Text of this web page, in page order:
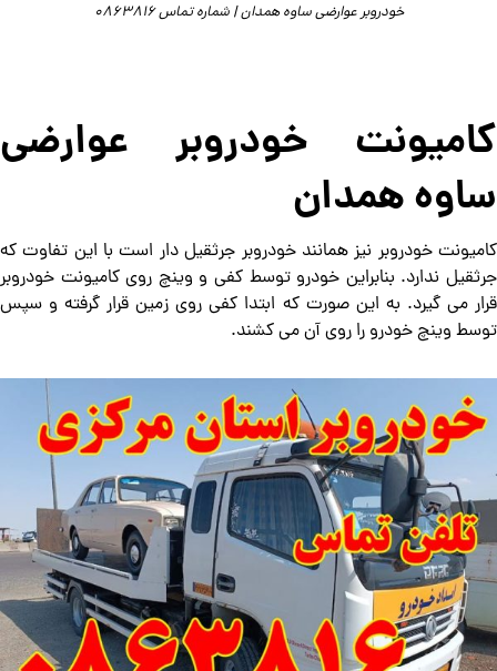
خودروبر عوارضی ساوه همدان | شماره تماس 0863816
کامیونت خودروبر عوارضی
ساوه همدان
کامیونت خودروبر نیز همانند خودروبر جرثقیل دار است با این تفاوت که
جرثقیل ندارد. بنابراین خودرو توسط کفی و وینچ روی کامیونت خودروبر
قرار می گیرد. به این صورت که ابتدا کفی روی زمین قرار گرفته و سپس
توسط وینچ خودرو را روی آن می کشند.